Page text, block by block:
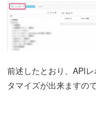
前述したとおり、API
タマイズが出来ますの